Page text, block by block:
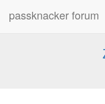
passknacker forum
Forum für